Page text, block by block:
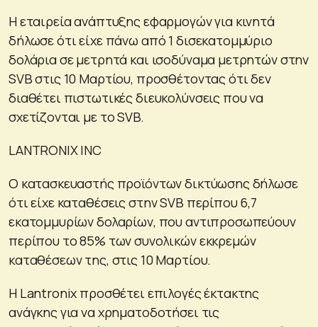
Η εταιρεία ανάπτυξης εφαρμογών για κινητά
δήλωσε ότι είχε πάνω από 1 δισεκατομμύριο
δολάρια σε μετρητά και ισοδύναμα μετρητών στην
SVB στις 10 Μαρτίου, προσθέτοντας ότι δεν
διαθέτει πιστωτικές διευκολύνσεις που να
σχετίζονται με το SVB.
LANTRONIX INC
Ο κατασκευαστής προϊόντων δικτύωσης δήλωσε
ότι είχε καταθέσεις στην SVB περίπου 6,7
εκατομμυρίων δολαρίων, που αντιπροσωπεύουν
περίπου το 85% των συνολικών εκκρεμών
καταθέσεων της, στις 10 Μαρτίου.
Η Lantronix προσθέτει επιλογές έκτακτης
ανάγκης για να χρηματοδοτήσει τις